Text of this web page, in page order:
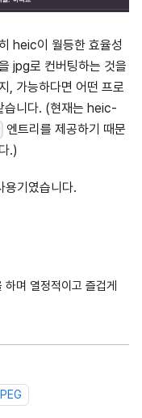
heic이 월등한 효율성
jpg로 컨버팅하는 것을
, 가능하다면 어떤 프로
습니다. (현재는 heic-
엔트리를 제공하기 때문
.)
기였습니다.
며 열정적이고 즐겁게